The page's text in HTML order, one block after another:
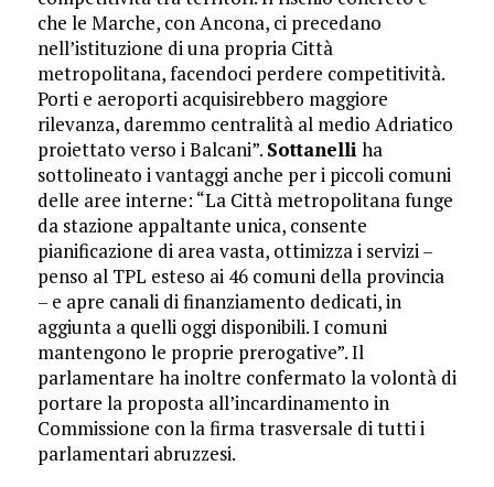
che le Marche, con Ancona, ci precedano
nell’istituzione di una propria Città
metropolitana, facendoci perdere competitività.
Porti e aeroporti acquisirebbero maggiore
rilevanza, daremmo centralità al medio Adriatico
proiettato verso i Balcani”. Sottanelli ha
sottolineato i vantaggi anche per i piccoli comuni
delle aree interne: “La Città metropolitana funge
da stazione appaltante unica, consente
pianificazione di area vasta, ottimizza i servizi –
penso al TPL esteso ai 46 comuni della provincia
– e apre canali di finanziamento dedicati, in
aggiunta a quelli oggi disponibili. I comuni
mantengono le proprie prerogative”. Il
parlamentare ha inoltre confermato la volontà di
portare la proposta all’incardinamento in
Commissione con la firma trasversale di tutti i
parlamentari abruzzesi.